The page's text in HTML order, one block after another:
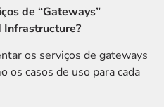
de “Gateways”
Infrastructure?
os serviços de gateways
os casos de uso para cada